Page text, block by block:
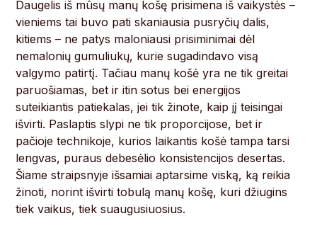
Daugelis iš mūsų manų košę prisimena iš vaikystės –
vieniems tai buvo pati skaniausia pusryčių dalis,
kitiems – ne patys maloniausi prisiminimai dėl
nemalonių gumuliukų, kurie sugadindavo visą
valgymo patirtį. Tačiau manų košė yra ne tik greitai
paruošiamas, bet ir itin sotus bei energijos
suteikiantis patiekalas, jei tik žinote, kaip jį teisingai
išvirti. Paslaptis slypi ne tik proporcijose, bet ir
pačioje technikoje, kurios laikantis košė tampa tarsi
lengvas, puraus debesėlio konsistencijos desertas.
Šiame straipsnyje išsamiai aptarsime viską, ką reikia
žinoti, norint išvirti tobulą manų košę, kuri džiugins
tiek vaikus, tiek suaugusiuosius.